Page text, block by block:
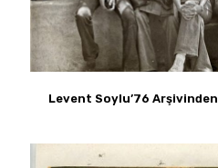
Levent Soylu’76 Arşivinden